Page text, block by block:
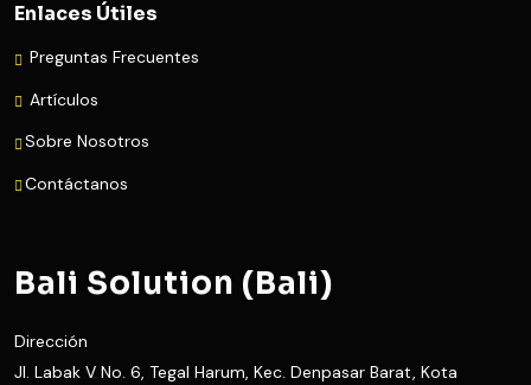
Enlaces Útiles
Preguntas Frecuentes
Artículos
Sobre Nosotros
Contáctanos
Bali Solution (Bali)
Dirección
Jl. Labak V No. 6, Tegal Harum, Kec. Denpasar Barat, Kota